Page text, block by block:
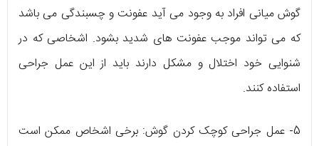
گوش میانی افراد به وجود می آید عفونت و چسبندگی می باشد
که می تواند موجب عفونت های شدید بشود. اشخاصی که در
شنوایی خود اختلال و مشکل دارند باید از این عمل جراحی
استفاده کنند.
5- عمل جراحی کوچک کردن گوش: برخی اشخاص ممکن است